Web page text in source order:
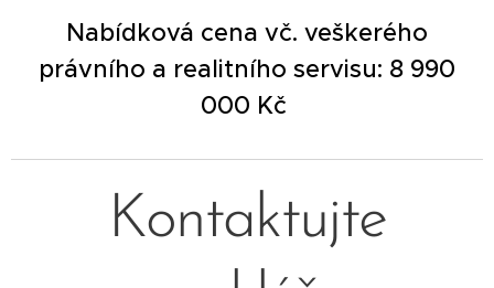
Nabídková cena vč. veškerého
právního a realitního servisu: 8 990
000 Kč
Kontaktujte